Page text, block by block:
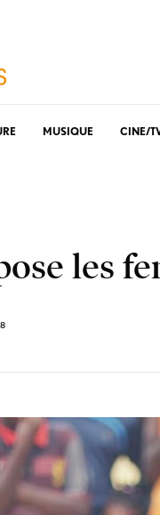
MUSIQUE CINE/
les